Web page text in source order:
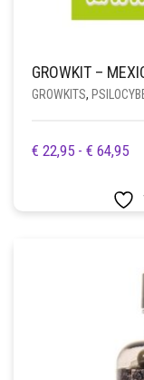
GROWKIT –
GROWKITS,
€ 22,95 - € 64,95
€
DIT